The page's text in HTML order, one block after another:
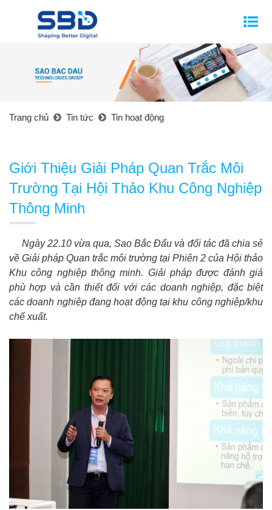
Trang chủ Tin tức Tin hoạt động
Giới Thiệu Giải Pháp Quan Trắc Môi
Trường Tại Hội Thảo Khu Công Nghiệp
Thông Minh
Ngày 22.10 vừa qua, Sao Bắc Đẩu và đối tác đã chia sẻ
về Giải pháp Quan trắc môi trường tại Phiên 2 của Hội thảo
Khu công nghiệp thông minh. Giải pháp được đánh giá
phù hợp và cần thiết đối với các doanh nghiệp, đặc biệt
các doanh nghiệp đang hoạt động tại khu công nghiệp/khu
chế xuất.